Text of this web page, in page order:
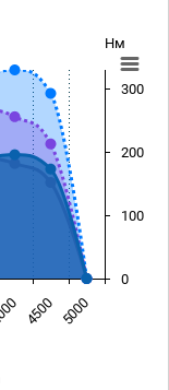
Нм
4500 5000
0
100
200
300